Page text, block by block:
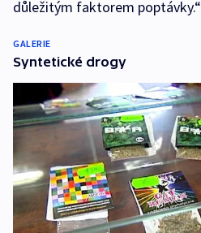
důležitým faktorem poptávky.“
GALERIE
Syntetické drogy